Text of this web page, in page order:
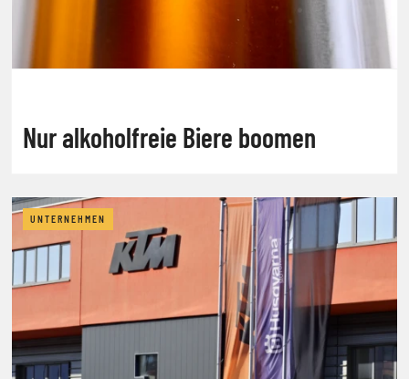
Nur alkoholfreie Biere boomen
UNTERNEHMEN